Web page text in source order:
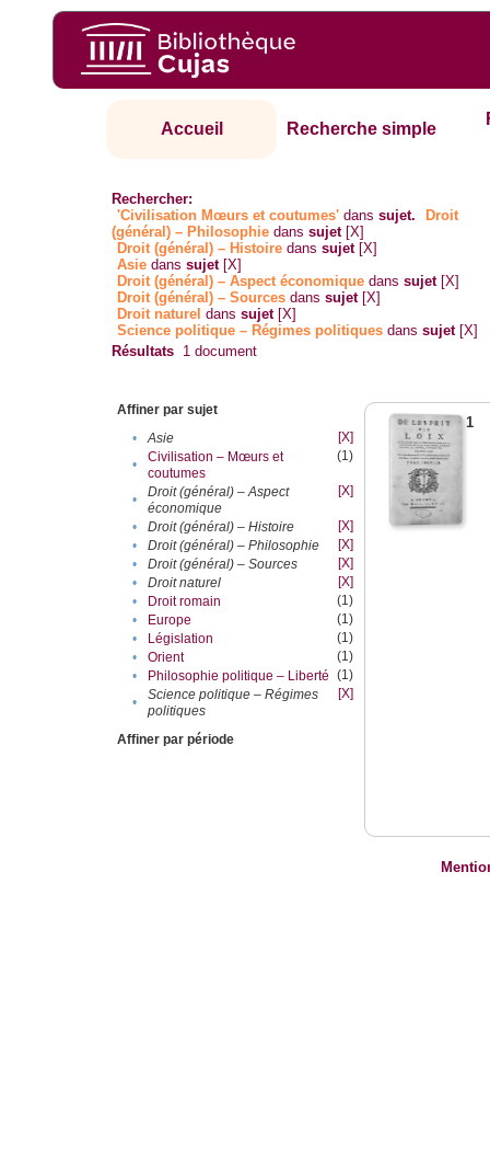
Accueil Recherche simple
Rechercher:
'Civilisation Mœurs et coutumes' danssujet.
Droit
(général) – Philosophie danssujet [X]
Droit (général) – Histoire danssujet [X]
Asie danssujet [X]
Droit (général) – Aspect économique danssujet [X]
Droit (général) – Sources danssujet [X]
Droit naturel danssujet [X]
Science politique – Régimes politiques danssujet [X]
Résultats 1 document
Affiner par sujet
•
Asie
[X]
•
Civilisation – Mœurs et
coutumes
(1)
•
Droit (général) – Aspect
économique
[X]
• Droit (général) – Histoire
[X]
•
Droit (général) – Philosophie
[X]
•
Droit (général) – Sources
[X]
•
Droit naturel
[X]
•
Droit romain
(1)
•
Europe
(1)
•
Législation
(1)
•
Orient
(1)
•
Philosophie politique – Liberté (1)
•
Science politique – Régimes
politiques
[X]
Affiner par période
1